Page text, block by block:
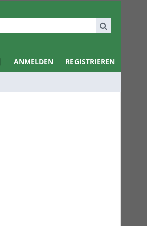
ANMELDEN REGISTRIEREN